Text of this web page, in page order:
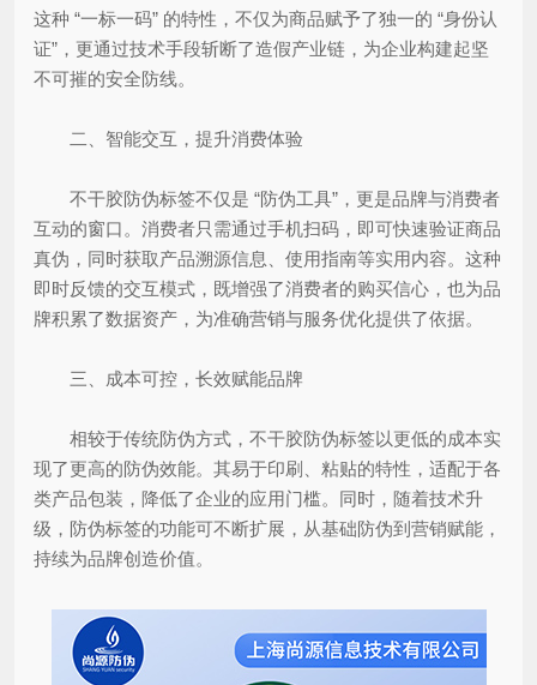
这种 “一标一码” 的特性，不仅为商品赋予了独一的 “身份认
证”，更通过技术手段斩断了造假产业链，为企业构建起坚
不可摧的安全防线。
二、智能交互，提升消费体验
不干胶防伪标签不仅是 “防伪工具”，更是品牌与消费者
互动的窗口。消费者只需通过手机扫码，即可快速验证商品
真伪，同时获取产品溯源信息、使用指南等实用内容。这种
即时反馈的交互模式，既增强了消费者的购买信心，也为品
牌积累了数据资产，为准确营销与服务优化提供了依据。
三、成本可控，长效赋能品牌
相较于传统防伪方式，不干胶防伪标签以更低的成本实
现了更高的防伪效能。其易于印刷、粘贴的特性，适配于各
类产品包装，降低了企业的应用门槛。同时，随着技术升
级，防伪标签的功能可不断扩展，从基础防伪到营销赋能，
持续为品牌创造价值。